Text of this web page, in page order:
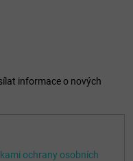
informace o nových
ochrany osobních